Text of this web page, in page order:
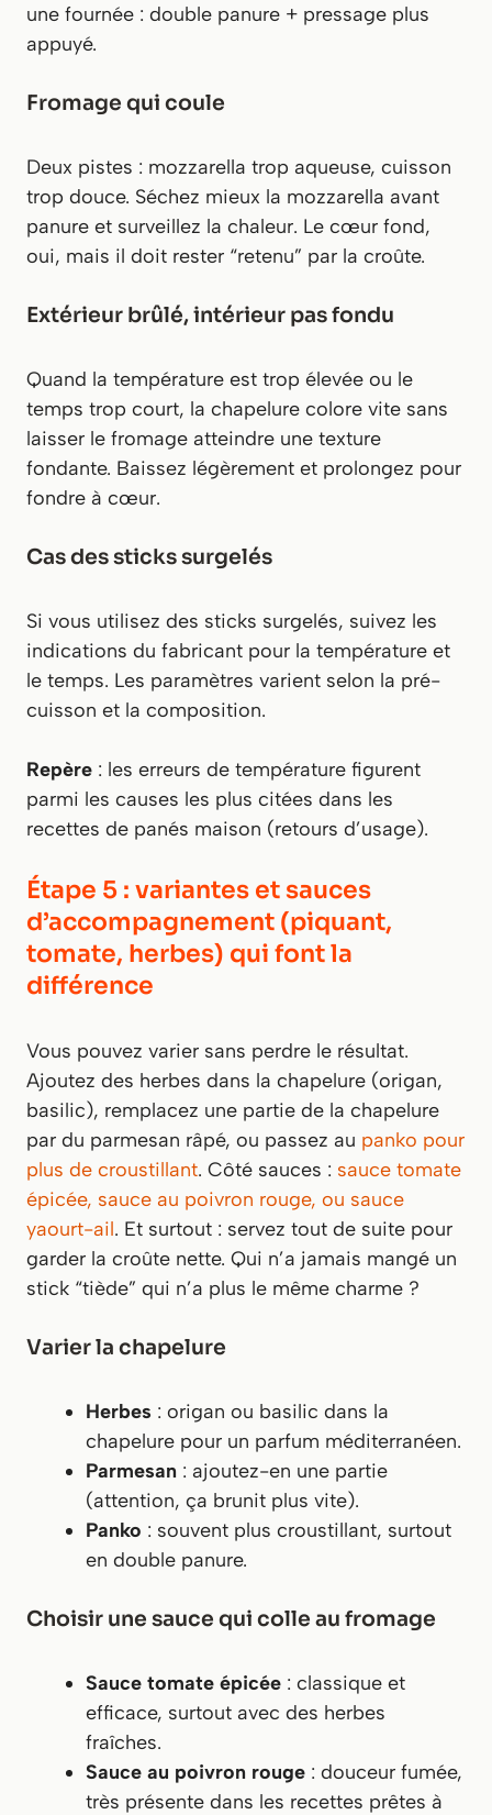
une fournée : double panure + pressage plus
appuyé.
Fromage qui coule
Deux pistes : mozzarella trop aqueuse, cuisson
trop douce. Séchez mieux la mozzarella avant
panure et surveillez la chaleur. Le cœur fond,
oui, mais il doit rester “retenu” par la croûte.
Extérieur brûlé, intérieur pas fondu
Quand la température est trop élevée ou le
temps trop court, la chapelure colore vite sans
laisser le fromage atteindre une texture
fondante. Baissez légèrement et prolongez pour
fondre à cœur.
Cas des sticks surgelés
Si vous utilisez des sticks surgelés, suivez les
indications du fabricant pour la température et
le temps. Les paramètres varient selon la pré-
cuisson et la composition.
Repère : les erreurs de température figurent
parmi les causes les plus citées dans les
recettes de panés maison (retours d’usage).
Étape 5 : variantes et sauces
d’accompagnement (piquant,
tomate, herbes) qui font la
différence
Vous pouvez varier sans perdre le résultat.
Ajoutez des herbes dans la chapelure (origan,
basilic), remplacez une partie de la chapelure
par du parmesan râpé, ou passez au panko pour
plus de croustillant. Côté sauces : sauce tomate
épicée, sauce au poivron rouge, ou sauce
yaourt-ail. Et surtout : servez tout de suite pour
garder la croûte nette. Qui n’a jamais mangé un
stick “tiède” qui n’a plus le même charme ?
Varier la chapelure
Herbes : origan ou basilic dans la
chapelure pour un parfum méditerranéen.
Parmesan : ajoutez-en une partie
(attention, ça brunit plus vite).
Panko : souvent plus croustillant, surtout
en double panure.
Choisir une sauce qui colle au fromage
Sauce tomate épicée : classique et
efficace, surtout avec des herbes
fraîches.
Sauce au poivron rouge : douceur fumée,
très présente dans les recettes prêtes à